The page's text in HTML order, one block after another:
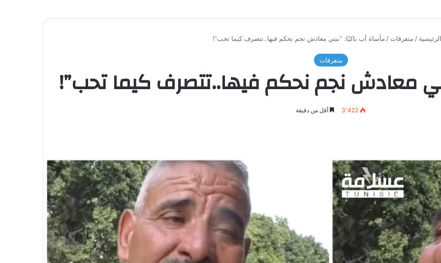
/ متفرقات / مأساة أب باكيًا: “بنتي معادش نجم نحكم فيها..تتصرف كيما تحب”!
متفرقات
معادش نجم نحكم فيها..تتصرف كيما تحب”!
3٬422 أقل من دقيقة